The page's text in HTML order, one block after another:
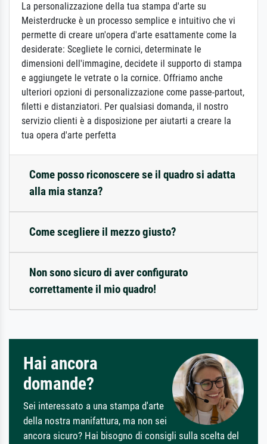
La personalizzazione della tua stampa d'arte su
Meisterdrucke è un processo semplice e intuitivo che vi
permette di creare un'opera d'arte esattamente come la
desiderate: Scegliete le cornici, determinate le
dimensioni dell'immagine, decidete il supporto di stampa
e aggiungete le vetrate o la cornice. Offriamo anche
ulteriori opzioni di personalizzazione come passe-partout,
filetti e distanziatori. Per qualsiasi domanda, il nostro
servizio clienti è a disposizione per aiutarti a creare la
tua opera d'arte perfetta
Come posso riconoscere se il quadro si adatta
alla mia stanza?
Come scegliere il mezzo giusto?
Non sono sicuro di aver configurato
correttamente il mio quadro!
Hai ancora
domande?
Sei interessato a una stampa d'arte
della nostra manifattura, ma non sei
ancora sicuro? Hai bisogno di consigli sulla scelta del